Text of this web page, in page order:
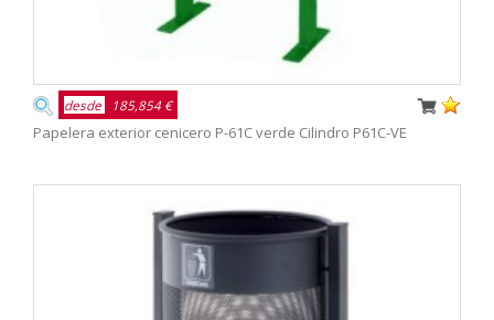
desde 185,854 €
Papelera exterior cenicero P-61C verde Cilindro P61C-VE